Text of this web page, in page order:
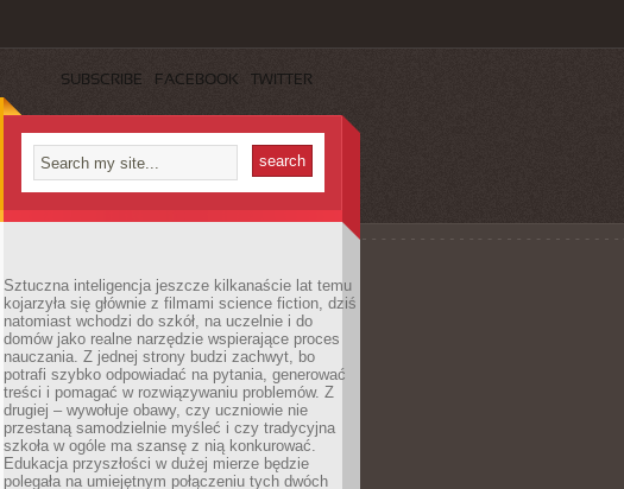
SUBSCRIBE FACEBOOK TWITTER
Sztuczna inteligencja jeszcze kilkanaście lat temu
kojarzyła się głównie z filmami science fiction, dziś
natomiast wchodzi do szkół, na uczelnie i do
domów jako realne narzędzie wspierające proces
nauczania. Z jednej strony budzi zachwyt, bo
potrafi szybko odpowiadać na pytania, generować
treści i pomagać w rozwiązywaniu problemów. Z
drugiej – wywołuje obawy, czy uczniowie nie
przestaną samodzielnie myśleć i czy tradycyjna
szkoła w ogóle ma szansę z nią konkurować.
Edukacja przyszłości w dużej mierze będzie
polegała na umiejętnym połączeniu tych dwóch